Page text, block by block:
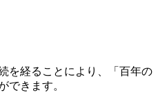
を経ることにより、「百年の
できます。